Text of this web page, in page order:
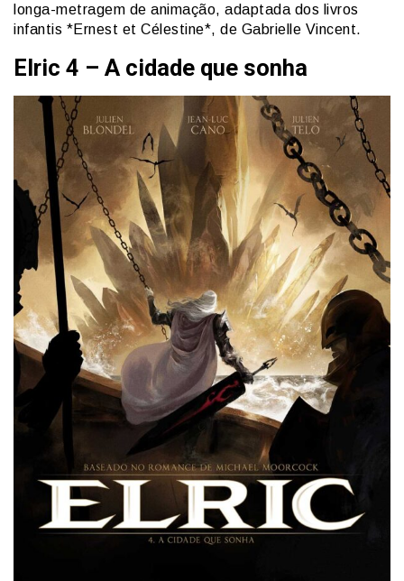
longa-metragem de animação, adaptada dos livros
infantis *Ernest et Célestine*, de Gabrielle Vincent.
Elric 4 – A cidade que sonha